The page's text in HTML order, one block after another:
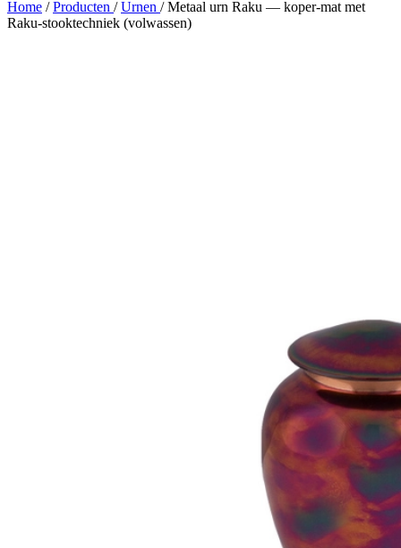
Home / Producten / Urnen / Metaal urn Raku — koper-mat met
Raku-stooktechniek (volwassen)